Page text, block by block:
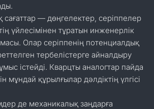
— дөңгелектер, серіппелер
үйлесімінен тұратын инженерлік
Олар серіппенің потенциалдық
тербелістерге айналдыру
істейді. Кварцты аналогтар пайда
мұндай құрылғылар дәлдіктің үлгісі
де механикалық заңдарға